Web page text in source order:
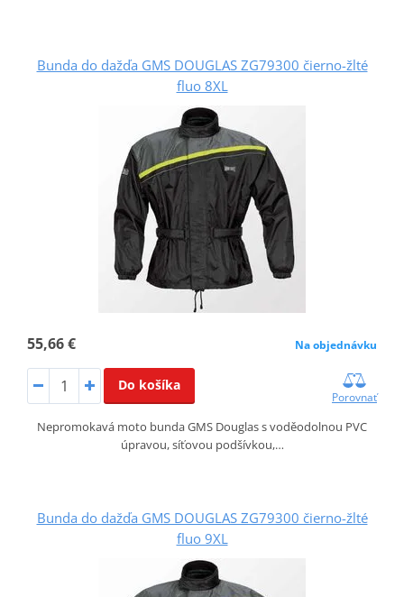
Bunda do dažďa GMS DOUGLAS ZG79300 čierno-žlté
fluo 8XL
55,66 € Na objednávku
Do košíka
Porovnať
Nepromokavá moto bunda GMS Douglas s voděodolnou PVC
úpravou, síťovou podšívkou,…
Bunda do dažďa GMS DOUGLAS ZG79300 čierno-žlté
fluo 9XL